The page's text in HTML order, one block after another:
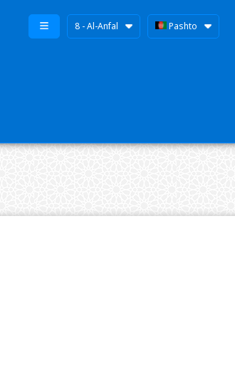
8 - Al-Anfal Pashto